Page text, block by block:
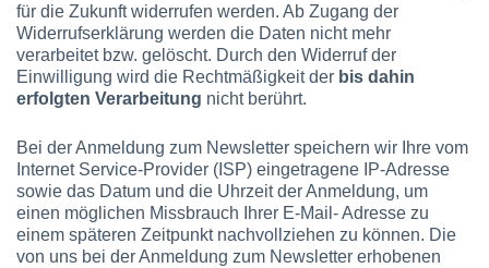
für die Zukunft widerrufen werden. Ab Zugang der
Widerrufserklärung werden die Daten nicht mehr
verarbeitet bzw. gelöscht. Durch den Widerruf der
Einwilligung wird die Rechtmäßigkeit der bis dahin
erfolgten Verarbeitung nicht berührt.
Bei der Anmeldung zum Newsletter speichern wir Ihre vom
Internet Service-Provider (ISP) eingetragene IP-Adresse
sowie das Datum und die Uhrzeit der Anmeldung, um
einen möglichen Missbrauch Ihrer E-Mail- Adresse zu
einem späteren Zeitpunkt nachvollziehen zu können. Die
von uns bei der Anmeldung zum Newsletter erhobenen